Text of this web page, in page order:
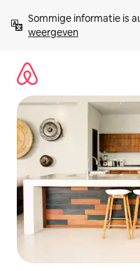
direct
naar
Sommige informatie is
weergeven